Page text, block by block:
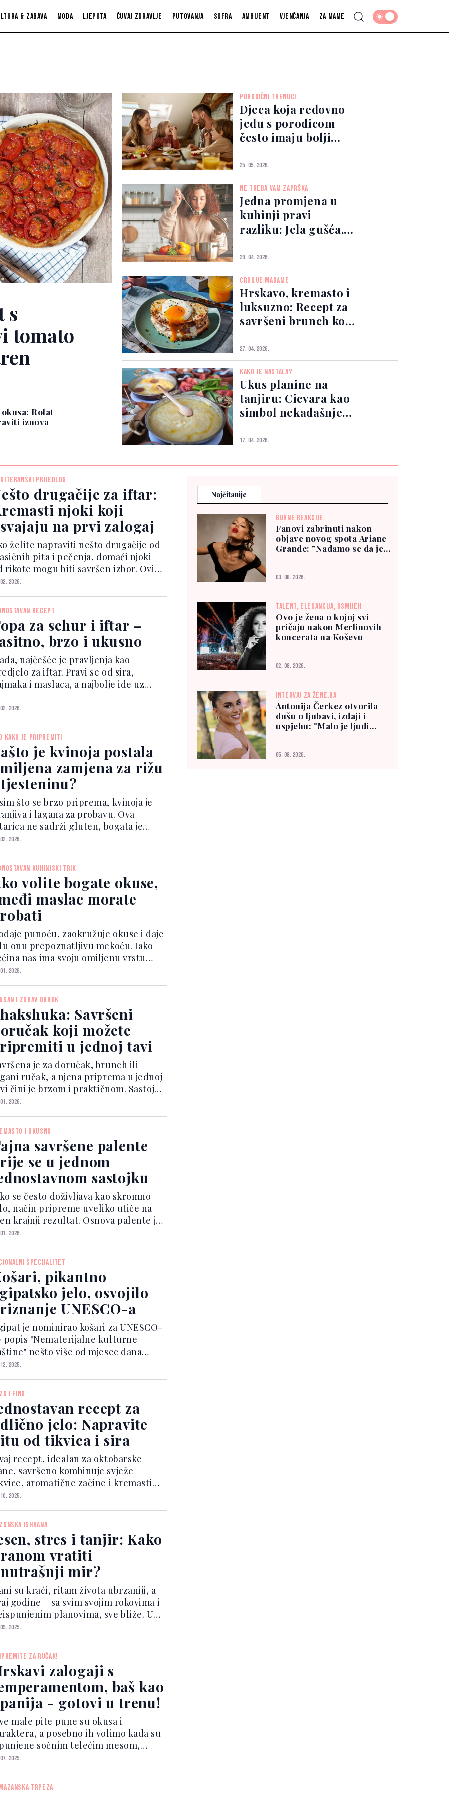
& zabava Moda Ljepota Čuvaj zdravlje Putovanja Sofra Ambijent Vjenčanja Za mame
s
tomato
Rolat
iznova
PORODIČNI TRENUCI
Djeca koja redovno
jedu s porodicom
često imaju bolji
25. 05. 2026.
NE TREBA VAM ZAPRŠKA
Jedna promjena u
kuhinji pravi
razliku: Jela gušća, a
29. 04. 2026.
CROQUE MADAME
Hrskavo, kremasto i
luksuzno: Recept za
savršeni brunch kod
27. 04. 2026.
KAKO JE NASTALA?
Ukus planine na
tanjiru: Cicvara kao
simbol nekadašnjeg
17. 04. 2026.
PRIJEDLOG
drugačije za iftar:
njoki koji
na prvi zalogaj
želite napraviti nešto drugačije od
pita i pečenja, domaći njoki
rikote mogu biti savršen izbor. Ovi
su mekani, prozračni i blagog
od maslaca i svježe kadulje
pose...
2026.
RECEPT
za sehur i iftar –
brzo i ukusno
najčešće je pravljenja kao
za iftar. Pravi se od sira,
i maslaca, a najbolje ide uz
sira (ili feta sira) 100 g kajmaka
g maslaca 2 kašike pavlake (po želji)
2026.
KAKO JE PRIPREMITI
je kvinoja postala
zamjena za rižu
što se brzo priprema, kvinoja je
i lagana za probavu. Ova
ne sadrži gluten, bogata je
vlaknima te važnim
dodatak svakom obroku. Njena
aroma i nježna...
2026.
KUHINJSKI TRIK
volite bogate okuse,
maslac morate
punoću, zaokružuje okuse i daje
onu prepoznatljivu mekoću. Iako
nas ima svoju omiljenu vrstu
rijetko razmišljamo o tome da
tu dolazi do izražaja smeđi
— mala promje...
2026.
I ZDRAV OBROK
Savršeni
koji možete
u jednoj tavi
je za doručak, brunch ili
ručak, a njena priprema u jednoj
čini je brzom i praktičnom. Sastojci
2 kašike maslinovog ulja 1
narezana na trakice 2 češ...
2026.
I UKUSNO
savršene palente
se u jednom
sastojku
se često doživljava kao skromno
način pripreme uveliko utiče na
krajnji rezultat. Osnova palente je
brašno, namirnica bogata
Redovno se povezuje s
imunitetu, z...
2026.
SPECIJALITET
pikantno
jelo, osvojilo
UNESCO-a
je nominirao košari za UNESCO-
popis "Nematerijalne kulturne
nešto više od mjesec dana
otvaranja svog prostranog novog
zvaničnici žele istaknuti bogatu
zemlje i...
2025.
I FINO
recept za
jelo: Napravite
od tikvica i sira
recept, idealan za oktobarske
savršeno kombinuje svježe
aromatične začine i kremasti
uz minimalnu pripremu i
za pripremu ove pite su lako
a proces je gotovo...
2025.
ISHRANA
stres i tanjir: Kako
vratiti
mir?
su kraći, ritam života ubrzaniji, a
godine – sa svim svojim rokovima i
planovima, sve bliže. U
periodu, stres često nije samo
pa i sedmicama. Iako o stresu
ra...
2025.
ZA RUČAK!
zalogaji s
baš kao
- gotovi u trenu!
male pite pune su okusa i
a posebno ih volimo kada su
sočnim telećim mesom,
pažljivo biranim začinima
g mljevenog telećeg mesa 1 srednji
2025.
TRPEZA
Najčitanije
BURNE REAKCIJE
Fanovi zabrinuti nakon
objave novog spota Ariane
Grande: "Nadamo se da je
03. 08. 2026.
TALENT, ELEGANCIJA, OSMIJEH
Ovo je žena o kojoj svi
pričaju nakon Merlinovih
koncerata na Koševu
02. 08. 2026.
INTERVJU ZA ŽENE.BA
Antonija Čerkez otvorila
dušu o ljubavi, izdaji i
uspjehu: "Malo je ljudi
05. 08. 2026.